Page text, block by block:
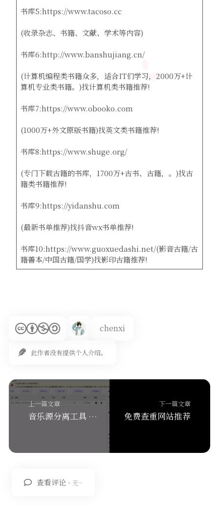
书库5:https://www.tacoso.cc
(收录杂志、书籍、文献、学术等内容)
书库6:http://www.banshujiang.cn/
(计算机编程类书籍众多，适合IT们学习，2000万+计
算机专业类书籍。)找计算机类书籍推荐!
书库7:https://www.obooko.com
(1000万+外文原版书籍)找英文类书籍推荐!
书库8:https://www.shuge.org/
(专门下载古籍的书库，1700万+古书、古籍，。)找古
籍类书籍推荐!
书库9:https://yidanshu.com
(最新书单推荐)找抖音wx书单推荐!
书库10:https://www.guoxuedashi.net/(影音古籍/古
籍善本/中国古籍/国学)找影印古籍推荐!
chenxi
此作者没有提供个人介绍。
上一篇文章
音乐源分离工具 NovaMSS
下一篇文章
免费查重网站推荐
查看评论 -无~